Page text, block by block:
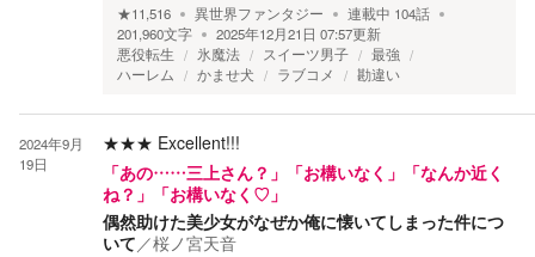
★11,516 異世界ファンタジー 連載中 104話
201,960文字 2025年12月21日 07:57更新
悪役転生
氷魔法 スイーツ男子
最強
ハーレム
かませ犬 ラブコメ 勘違い
2024年9月
19日
★★★ Excellent!!!
「あの……三上さん？」「お構いなく」「なんか近く
ね？」「お構いなく♡」
偶然助けた美少女がなぜか俺に懐いてしまった件につ
いて／桜ノ宮天音